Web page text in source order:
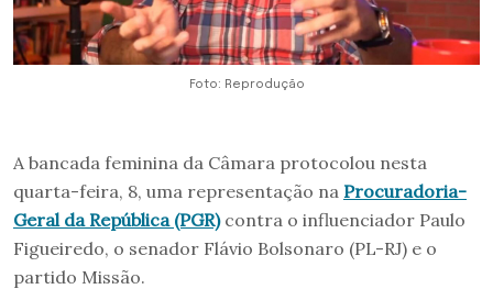
Foto: Reprodução
A bancada feminina da Câmara protocolou nesta
quarta-feira, 8, uma representação na Procuradoria-
Geral da República (PGR)contra o influenciador Paulo
Figueiredo, o senador Flávio Bolsonaro (PL-RJ) e o
partido Missão.